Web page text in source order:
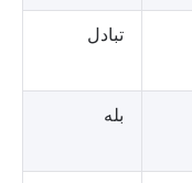
تبادل
بله